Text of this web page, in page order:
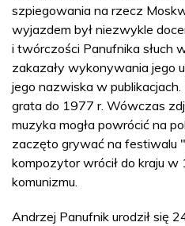
szpiegowania na rzecz
wyjazdem był niezwykle
i twórczości Panufnika słuch
zakazały wykonywania jego
jego nazwiska w
grata do 1977 r. Wówczas
muzyka mogła powrócić na
zaczęto grywać na festiwalu
kompozytor wrócił do kraju w
komunizmu.
Andrzej Panufnik urodził się